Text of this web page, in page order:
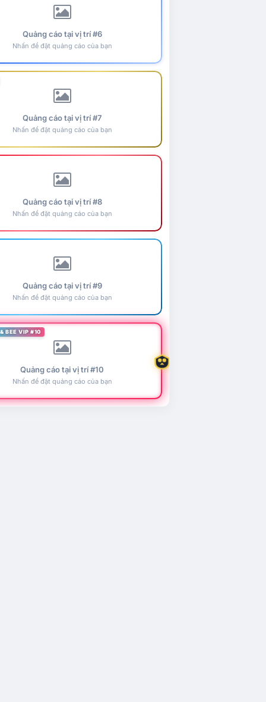
Quảng cáo tại vị trí #6
Nhấn để đặt quảng cáo của bạn
Quảng cáo tại vị trí #7
Nhấn để đặt quảng cáo của bạn
Quảng cáo tại vị trí #8
Nhấn để đặt quảng cáo của bạn
Quảng cáo tại vị trí #9
Nhấn để đặt quảng cáo của bạn
BEE VIP #10
Quảng cáo tại vị trí #10
Nhấn để đặt quảng cáo của bạn